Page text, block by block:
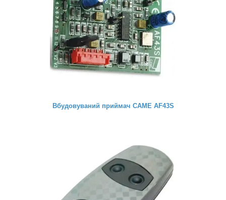
Вбудовуваний приймач CAME AF43S